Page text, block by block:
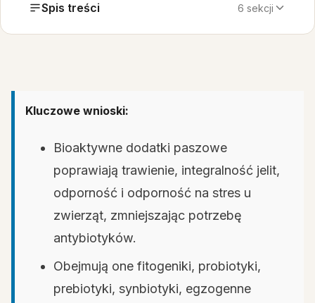
Spis treści 6 sekcji
Kluczowe wnioski:
Bioaktywne dodatki paszowe
poprawiają trawienie, integralność jelit,
odporność i odporność na stres u
zwierząt, zmniejszając potrzebę
antybiotyków.
Obejmują one fitogeniki, probiotyki,
prebiotyki, synbiotyki, egzogenne